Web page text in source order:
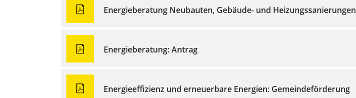
Energieberatung Neubauten, Gebäude- und Heizungssanierungen
Energieberatung: Antrag
Energieeffizienz und erneuerbare Energien: Gemeindeförderung